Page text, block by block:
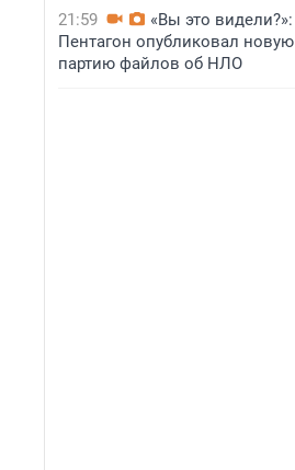
21:59
«Вы это видели?»:
Пентагон опубликовал новую
партию файлов об НЛО